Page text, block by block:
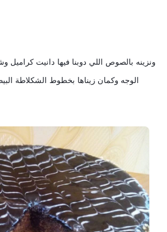
الوجه وكمان زيناها بخطوط الشكلاطة